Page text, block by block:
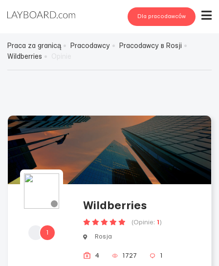
Dla pracodawców
Praca za granicą Pracodawcy
Pracodawcy в Rosji
Wildberries
1
Wildberries
(Opinie: 1 )
Rosja
4 1727 1